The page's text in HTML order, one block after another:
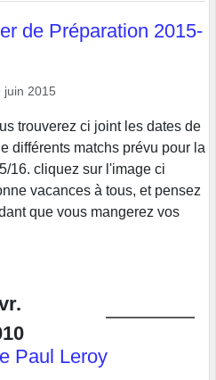
de Préparation 2015-
juin 2015
trouverez ci joint les dates de
différents matchs prévu pour la
16. cliquez sur l'image ci
vacances à tous, et pensez
que vous mangerez vos
Paul Leroy